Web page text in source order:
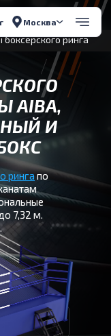
Москва
ринга
AIBA,
И
рингапо
7,32 м.
—
7,32 м по